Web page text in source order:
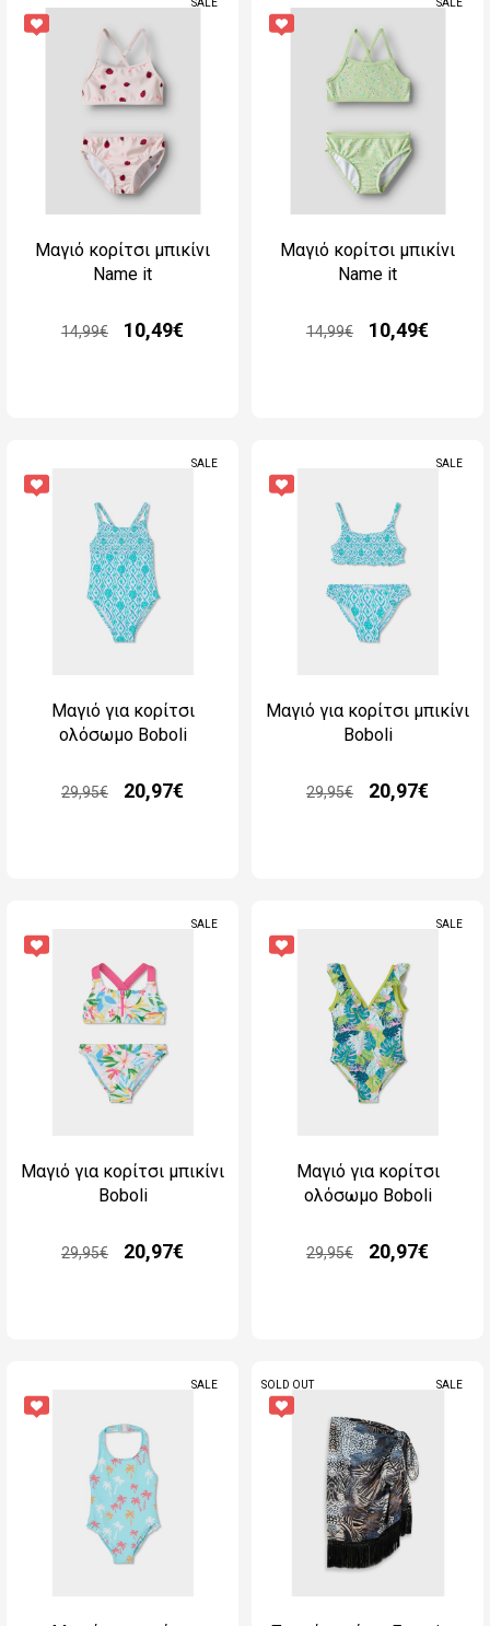
SALE
Μαγιό κορίτσι μπικίνι
Name it
14,99€ 10,49€
SALE
Μαγιό κορίτσι μπικίνι
Name it
14,99€ 10,49€
SALE
Μαγιό για κορίτσι
ολόσωμο Boboli
29,95€ 20,97€
SALE
Μαγιό για κορίτσι μπικίνι
Boboli
29,95€ 20,97€
SALE
Μαγιό για κορίτσι μπικίνι
Boboli
29,95€ 20,97€
SALE
Μαγιό για κορίτσι
ολόσωμο Boboli
29,95€ 20,97€
SALE SOLD OUT SALE